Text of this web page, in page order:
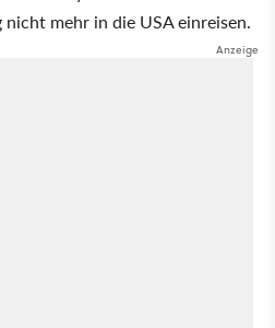
nicht mehr in die USA einreisen.